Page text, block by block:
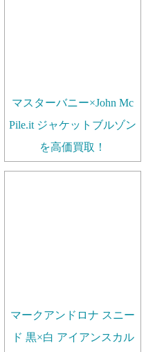
マスターバニー×John Mc
Pile.it ジャケットブルゾン
を高価買取！
マークアンドロナ スニー
ド 黒×白 アイアンスカル